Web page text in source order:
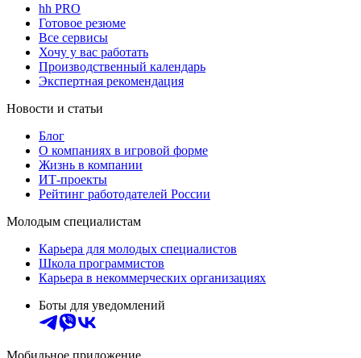
hh PRO
Готовое резюме
Все сервисы
Хочу у вас работать
Производственный календарь
Экспертная рекомендация
Новости и статьи
Блог
О компаниях в игровой форме
Жизнь в компании
ИТ-проекты
Рейтинг работодателей России
Молодым специалистам
Карьера для молодых специалистов
Школа программистов
Карьера в некоммерческих организациях
Боты для уведомлений
Мобильное приложение